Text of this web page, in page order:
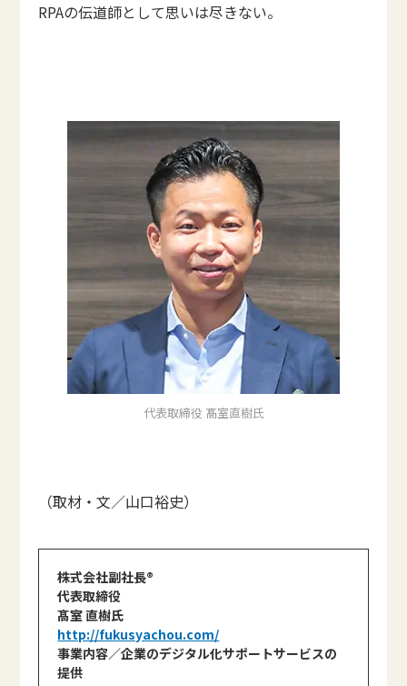
RPAの伝道師として思いは尽きない。
代表取締役 髙室直樹氏
（取材・文／山口裕史）
株式会社副社長®
代表取締役
髙室 直樹氏
http://fukusyachou.com/
事業内容／企業のデジタル化サポートサービスの
提供